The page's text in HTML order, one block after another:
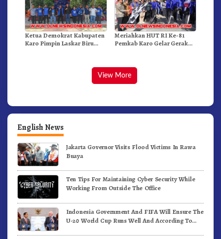
Ketua Demokrat Kabupaten
Karo Pimpin Laskar Biru
Meriahkan HUT RI Ke-81
Pemkab Karo Gelar Gerak
View More
English News
Jakarta Governor Visits Flood Victims In Rawa
Buaya
Ten Tips For Maintaining Cyber Security While
Working From Outside The Office
Indonesia Government And FIFA Will Ensure The
U-20 World Cup Runs Well And According To